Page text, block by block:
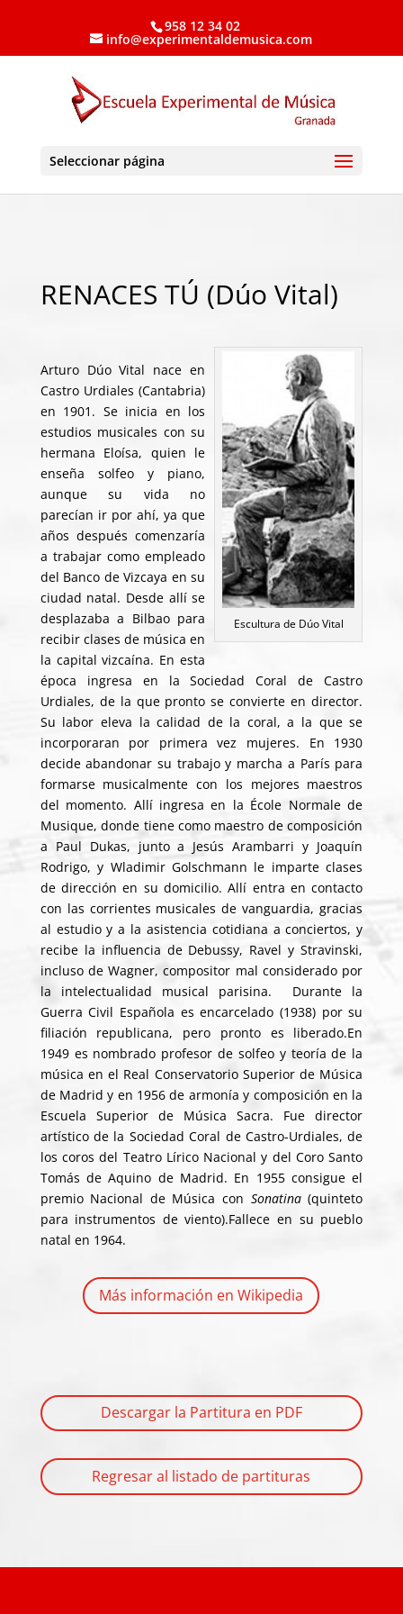
958 12 34 02
info@experimentaldemusica.com
Seleccionar página
RENACES TÚ (Dúo Vital)
Escultura de Dúo Vital
Arturo Dúo Vital nace en
Castro Urdiales (Cantabria)
en 1901. Se inicia en los
estudios musicales con su
hermana Eloísa, quien le
enseña solfeo y piano,
aunque su vida no
parecían ir por ahí, ya que
años después comenzaría
a trabajar como empleado
del Banco de Vizcaya en su
ciudad natal. Desde allí se
desplazaba a Bilbao para
recibir clases de música en
la capital vizcaína. En esta
época ingresa en la Sociedad Coral de Castro
Urdiales, de la que pronto se convierte en director.
Su labor eleva la calidad de la coral, a la que se
incorporaran por primera vez mujeres. En 1930
decide abandonar su trabajo y marcha a París para
formarse musicalmente con los mejores maestros
del momento. Allí ingresa en la École Normale de
Musique, donde tiene como maestro de composición
a Paul Dukas, junto a Jesús Arambarri y Joaquín
Rodrigo, y Wladimir Golschmann le imparte clases
de dirección en su domicilio. Allí entra en contacto
con las corrientes musicales de vanguardia, gracias
al estudio y a la asistencia cotidiana a conciertos, y
recibe la influencia de Debussy, Ravel y Stravinski,
incluso de Wagner, compositor mal considerado por
la intelectualidad musical parisina. Durante la
Guerra Civil Española es encarcelado (1938) por su
filiación republicana, pero pronto es liberado.En
1949 es nombrado profesor de solfeo y teoría de la
música en el Real Conservatorio Superior de Música
de Madrid y en 1956 de armonía y composición en la
Escuela Superior de Música Sacra. Fue director
artístico de la Sociedad Coral de Castro-Urdiales, de
los coros del Teatro Lírico Nacional y del Coro Santo
Tomás de Aquino de Madrid. En 1955 consigue el
premio Nacional de Música con Sonatina(quinteto
para instrumentos de viento).Fallece en su pueblo
natal en 1964.
Más información en Wikipedia
Descargar la Partitura en PDF
Regresar al listado de partituras